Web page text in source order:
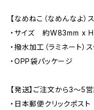
【なめねこ（なめんなよ）
・サイズ 約W83mm x
・撥水加工（ラミネート）
・OPP袋パッケージ
【発送】ご注文から3〜5
・日本郵便クリックポスト